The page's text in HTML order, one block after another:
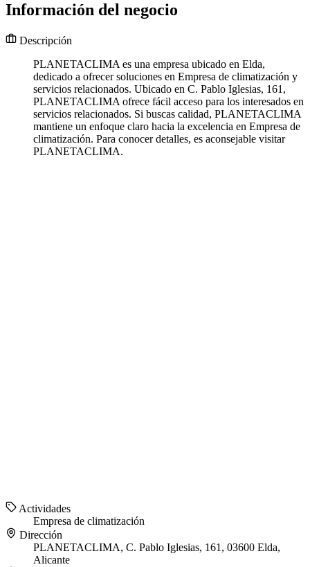
Información del negocio
Descripción
PLANETACLIMA es una empresa ubicado en Elda,
dedicado a ofrecer soluciones en Empresa de climatización y
servicios relacionados. Ubicado en C. Pablo Iglesias, 161,
PLANETACLIMA ofrece fácil acceso para los interesados en
servicios relacionados. Si buscas calidad, PLANETACLIMA
mantiene un enfoque claro hacia la excelencia en Empresa de
climatización. Para conocer detalles, es aconsejable visitar
PLANETACLIMA.
Actividades
Empresa de climatización
Dirección
PLANETACLIMA, C. Pablo Iglesias, 161, 03600 Elda,
Alicante